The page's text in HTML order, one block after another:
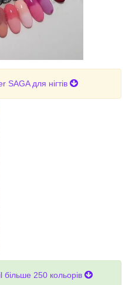
SAGA для нігтів
більше 250 кольорів